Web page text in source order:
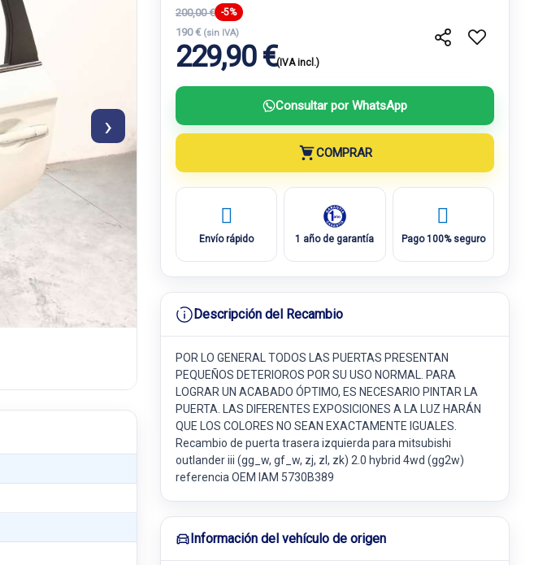
›
200,00 € -5%
190 € (sin IVA)
229,90 €(IVA incl.)
Consultar por WhatsApp
COMPRAR
Envío rápido 1 año de garantía Pago 100% seguro
Descripción del Recambio
POR LO GENERAL TODOS LAS PUERTAS PRESENTAN
PEQUEÑOS DETERIOROS POR SU USO NORMAL. PARA
LOGRAR UN ACABADO ÓPTIMO, ES NECESARIO PINTAR LA
PUERTA. LAS DIFERENTES EXPOSICIONES A LA LUZ HARÁN
QUE LOS COLORES NO SEAN EXACTAMENTE IGUALES.
Recambio de puerta trasera izquierda para mitsubishi
outlander iii (gg_w, gf_w, zj, zl, zk) 2.0 hybrid 4wd (gg2w)
referencia OEM IAM 5730B389
Información del vehículo de origen